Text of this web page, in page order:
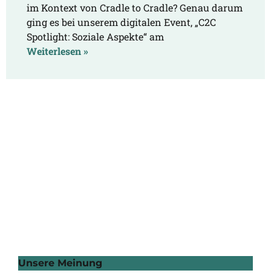
im Kontext von Cradle to Cradle? Genau darum
ging es bei unserem digitalen Event, „C2C
Spotlight: Soziale Aspekte“ am
Weiterlesen »
Unsere Meinung